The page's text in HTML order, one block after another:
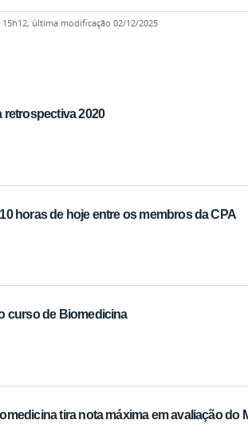
última modificação 02/12/2025
retrospectiva 2020
horas de hoje entre os membros da CPA
curso de Biomedicina
tira nota máxima em avaliação do